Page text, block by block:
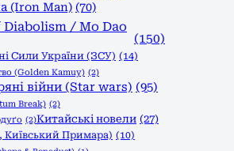
(Iron Man) (70)
/ Mo Dao
(150)
Сили України (ЗСУ) (14)
(Golden Kamuy) (2)
війни (Star wars) (95)
Break) (2)
(2)Китайські новели (27)
Київський Примара) (10)